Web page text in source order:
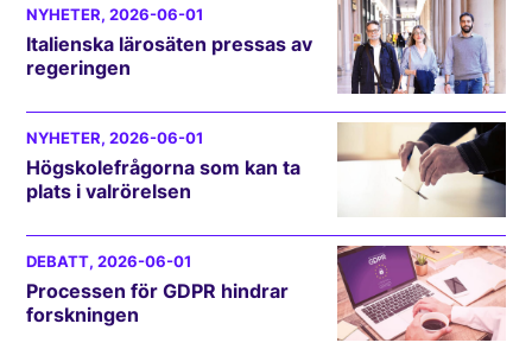
NYHETER, 2026-06-01
Italienska lärosäten pressas av
regeringen
NYHETER, 2026-06-01
Högskolefrågorna som kan ta
plats i valrörelsen
DEBATT, 2026-06-01
Processen för GDPR hindrar
forskningen